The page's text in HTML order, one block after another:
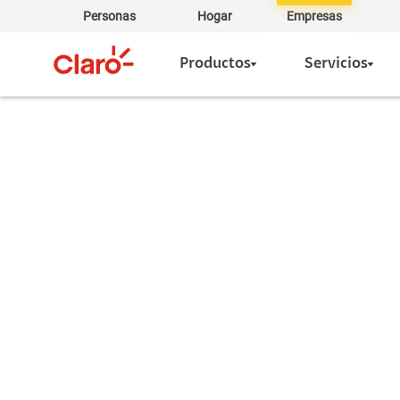
Personas Hogar Empresas
Productos Servicios